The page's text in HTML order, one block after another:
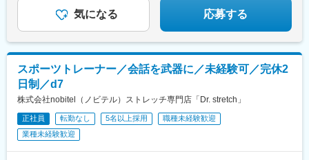
三越前駅、新高円寺駅、落合駅(東京都)、虎ノ門駅、半蔵門駅、大
崎広小路駅、二子新地駅、大森海岸駅、大塚駅前駅、溝の口駅、
新高島駅、桜木町駅、元町・中華街駅、下飯田駅、石上駅、糸貫
駅、近鉄名古屋駅、栄町駅(愛知県)、西高蔵駅、矢田駅(愛知県)、
木曽川駅、東海通駅、新豊橋駅、京都駅、祇園四条駅、鞍馬口
駅、北新地駅、谷町九丁目駅、日本橋駅(大阪府)、天王寺駅前駅、
梅田駅(地下鉄)、今福鶴見駅、四ツ橋駅、大阪ビジネスパーク駅、
肥後橋駅、千里中央駅(大阪モノレール)、桜ノ宮駅、岡本駅(兵庫
県)、甲子園駅、石屋川駅、祇園駅(福岡県)、天神南駅、朝倉街道
駅、平和通駅、元田中駅、神戸三宮駅(阪神)、ハーバーランド駅、
代官山駅、上野広小路駅、京王八王子駅、姫路駅、勝どき駅、八
丁堀駅(広島県)、岡山駅前駅、皆実町六丁目駅、岩本町駅、春日駅
都)、駒沢大学駅、相模大野駅、武蔵溝ノ口駅、戸塚駅、横浜駅、
茅ケ崎駅、みなとみらい駅、新百合ケ丘駅、平塚駅、橋本駅(神奈
川県)、二俣川駅、中央林間駅、石川町駅、ゆめが丘駅、藤沢駅、
日吉駅(神奈川県)、東戸塚駅、モレラ岐阜駅、美濃青柳駅、名鉄名
古屋駅、名古屋駅、栄駅(愛知県)、久屋大通駅、矢場町駅、国際セ
ンター駅、日進駅(愛知県)、熱田駅、長久手古戦場駅、ナゴヤドー
ム前矢田駅、黒田駅(愛知県)、りんくう常滑駅、港区役所駅、安城
六名駅、瀬田駅(滋賀県)、東寺駅、京都河原町駅、北大路駅、西院
駅(阪急線)、高の原駅、大阪難波駅、西梅田駅、大阪上本町駅、樟
葉駅、近鉄日本橋駅、十三駅、なんば駅(南海線)、近鉄八尾駅、大
阪阿部野橋駅、東梅田駅、なんば駅(地下鉄)、横堤駅、大日駅、心
斎橋駅、北花田駅、大阪梅田駅(阪急線)、大阪梅田駅(阪神線)、河
気になる 応募する
スポーツトレーナー／会話を武器に／未経験可／完休2
日制／d7
株式会社nobitel（ノビテル）ストレッチ専門店「Dr. stretch」
正社員 転勤なし 5名以上採用
職種未経験歓迎
業種未経験歓迎